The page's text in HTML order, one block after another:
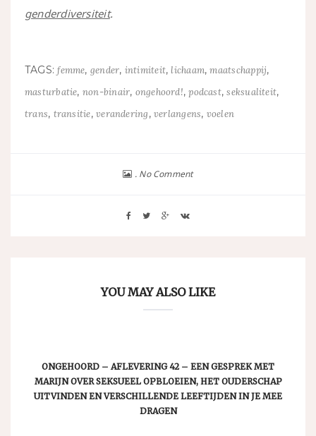
genderdiversiteit.
TAGS:femme, gender, intimiteit, lichaam,maatschappij,
masturbatie, non-binair, ongehoord!,podcast,seksualiteit,
trans, transitie,verandering, verlangens, voelen
No Comment
YOU MAY ALSO LIKE
ONGEHOORD – AFLEVERING 42 – EEN GESPREK MET
MARIJN OVER SEKSUEEL OPBLOEIEN, HET OUDERSCHAP
UITVINDEN EN VERSCHILLENDE LEEFTIJDEN IN JE MEE
DRAGEN